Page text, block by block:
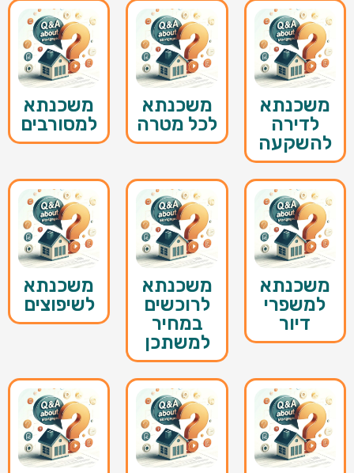
משכנתא
לדירה
להשקעה
משכנתא
לכל מטרה
משכנתא
למסורבים
משכנתא
למשפרי
דיור
משכנתא
לרוכשים
במחיר
למשתכן
משכנתא
לשיפוצים